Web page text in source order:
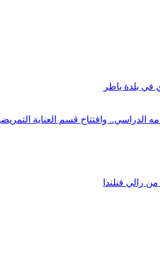
في بلدة ياطر
الدراسي.. وافتتاح قسم العناية